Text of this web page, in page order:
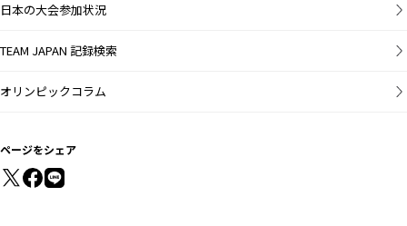
日本の大会参加状況
TEAM JAPAN 記録検索
オリンピックコラム
ページをシェア